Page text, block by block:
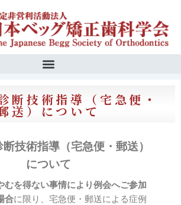
断技術指導（宅急便・
送）について
技術指導（宅急便・郵送）
について
むを得ない事情により例会へご参加
合に限り、宅急便・郵送による症例